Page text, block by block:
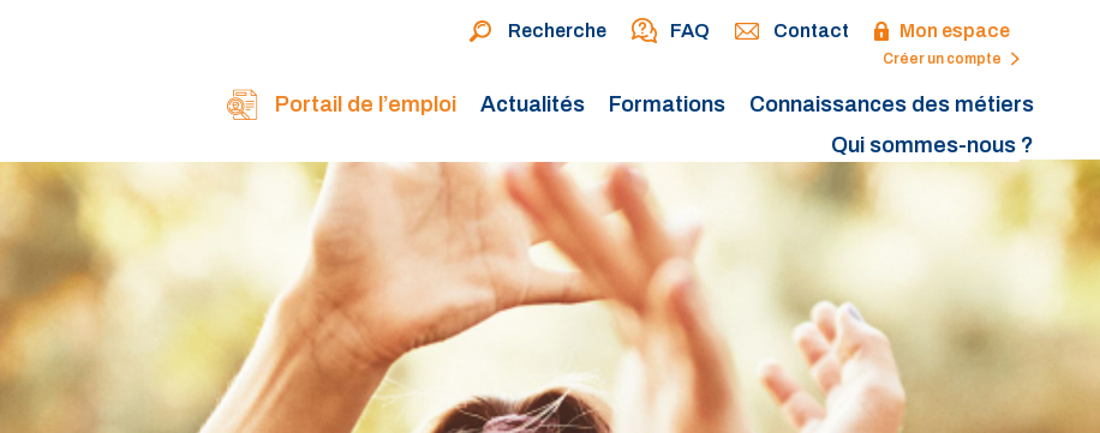
Recherche FAQ Contact Mon espace
Créer un compte
Portail de l’emploi Actualités Formations
Connaissances des métiers
Qui sommes-nous ?